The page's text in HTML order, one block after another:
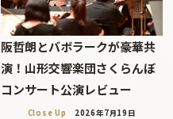
阪哲朗とバボラークが豪華共
演！山形交響楽団さくらんぼ
コンサート公演レビュー
Close Up 2026年7月19日